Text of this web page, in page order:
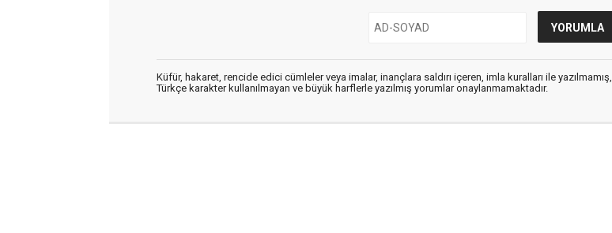
Küfür, hakaret, rencide edici cümleler veya imalar, inançlara saldırı içeren, imla kuralları ile yazılmamış,
Türkçe karakter kullanılmayan ve büyük harflerle yazılmış yorumlar onaylanmamaktadır.